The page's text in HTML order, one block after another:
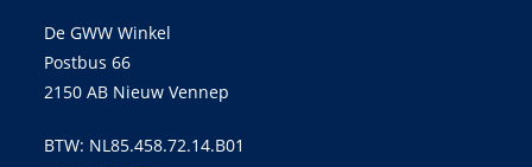
De GWW Winkel
Postbus 66
2150 AB Nieuw Vennep
BTW: NL85.458.72.14.B01